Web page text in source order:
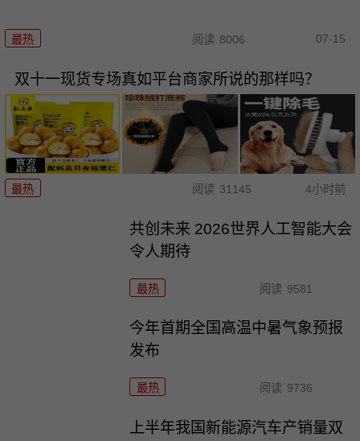
最热 阅读 8006 07-15
双十一现货专场真如平台商家所说的那样吗？
最热 阅读 31145 4小时前
共创未来 2026世界人工智能大会
令人期待
最热 阅读 9581
今年首期全国高温中暑气象预报
发布
最热 阅读 9736
上半年我国新能源汽车产销量双